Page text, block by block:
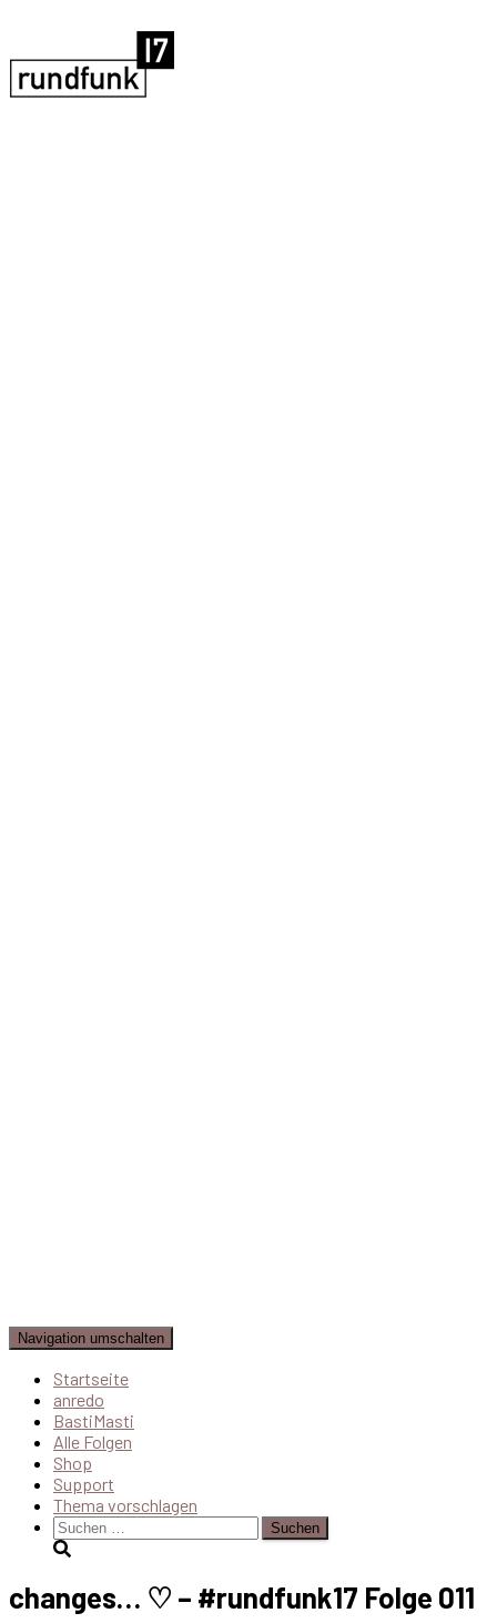
Navigation umschalten
Startseite
anredo
BastiMasti
Alle Folgen
Shop
Support
Thema vorschlagen
Suchen
nach:
changes… ♡ – #rundfunk17 Folge 011